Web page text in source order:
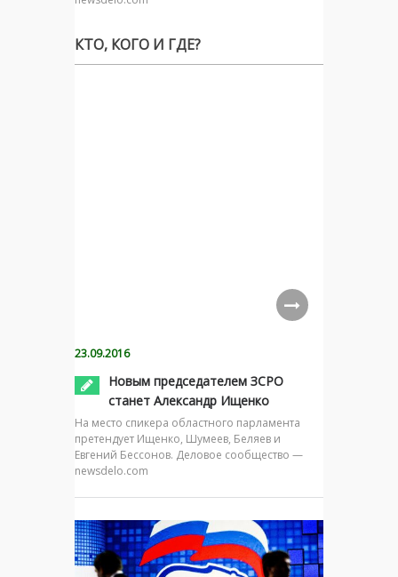
КТО, КОГО И ГДЕ?
23.09.2016
Новым председателем ЗСРО
станет Александр Ищенко
На место спикера областного парламента
претендует Ищенко, Шумеев, Беляев и
Евгений Бессонов. Деловое сообщество —
newsdelo.com